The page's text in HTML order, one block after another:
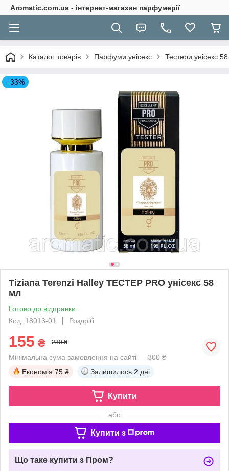
Aromatic.com.ua - інтернет-магазин парфумерії
Каталог товарів Парфуми унісекс Тестери унісекс
–33%
Tiziana Terenzi Halley ТЕСТЕР PRO унісекс 58
мл
Готово до відправки
Код: 18013-01
Роздріб
155 ₴ 230 ₴
Мінімальна сума замовлення на сайті — 300 ₴
Економія 75 ₴ Залишилось 2 дні
Купити
або
Купити з
Що таке купити з Пром?